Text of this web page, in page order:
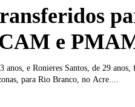
e
anos, e Ronieres Santos, de 29 anos,
para Rio Branco, no Acre....